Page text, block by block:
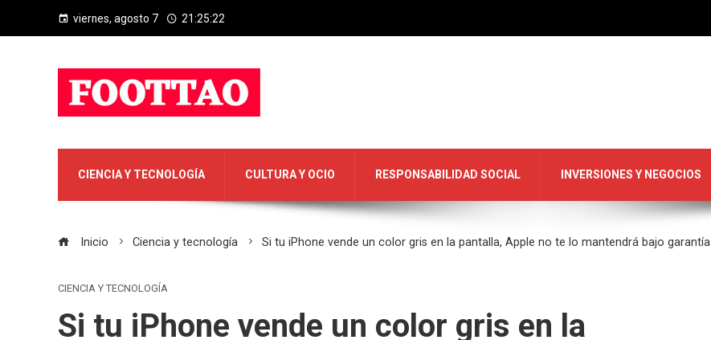
viernes, agosto 7 21:25:23
CIENCIA Y TECNOLOGÍA CULTURA Y OCIO RESPONSABILIDAD SOCIAL INVERSIONES Y NEGOCIOS
Inicio Ciencia y tecnología Si tu iPhone vende un color gris en la pantalla, Apple no te lo mantendrá bajo garantía
CIENCIA Y TECNOLOGÍA
Si tu iPhone vende un color gris en la